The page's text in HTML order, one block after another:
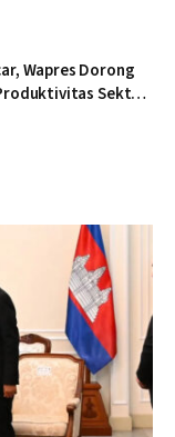
Wapres Dorong
Sektor